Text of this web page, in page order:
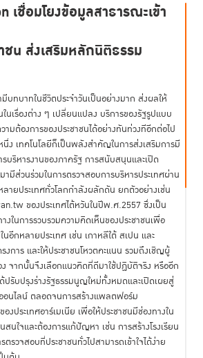
เชื่อมโยงข้อมูลสาธารณะเข้า
ชน ส่งเสริมหลักนิติธรรม
มีบทบาทในชีวิตประจำวันเป็นอย่างมาก ส่งผลให้
ในเรื่องต่าง ๆ เปลี่ยนแปลง บริการของรัฐรูปแบบ
ามต้องการของประชาชนได้อย่างทันท่วงทีอีกต่อไป
ง เทคโนโลยีก็เป็นพลังสำคัญในการส่งเสริมการมี
รบริหารงานของภาครัฐ การสนับสนุนและเปิด
ามีส่วนร่วมในการตรวจสอบการบริหารประเทศผ่าน
ลายประเทศทั่วโลกกำลังผลักดัน ยกตัวอย่างเช่น
ของประเทศไต้หวันในปีพ.ศ.2557 ซึ่งเป็น
ในการรวบรวมความคิดเห็นของประชาชนเพื่อ
อีกหลายประเทศ เช่น เกาหลีใต้ สเปน และ
งการ และให้ประชาชนโหวตคะแนน รวมถึงเชิญผู้
จากนั้นจึงเลือกแนวคิดที่ดีมาใช้ปฏิบัติจริง หรืออีก
ปรับปรุงร่างรัฐธรรมนูญใหม่ทั้งหมดและเปิดเผยสู่
อนไลน์ ตลอดจนการสร้างแพลตฟอร์ม
งประเทศอาร์เมเนีย เพื่อให้ประชาชนมีช่องทางใน
นใจและต้องการแก้ปัญหา เช่น การสร้างโรงเรียน
รวจสอบที่ประชาชนทั่วไปสามารถเข้าใจได้ง่าย